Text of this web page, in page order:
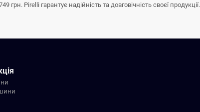
Pirelli гарантує надійність та довговічність своєї продукції.